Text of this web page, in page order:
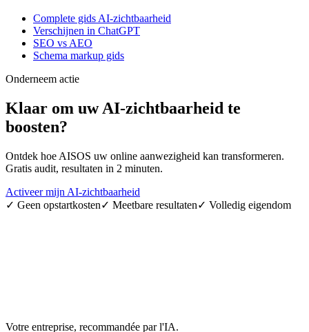
Complete gids AI-zichtbaarheid
Verschijnen in ChatGPT
SEO vs AEO
Schema markup gids
Onderneem actie
Klaar om uw AI-zichtbaarheid te
boosten?
Ontdek hoe AISOS uw online aanwezigheid kan transformeren.
Gratis audit, resultaten in 2 minuten.
Activeer mijn AI-zichtbaarheid
✓ Geen opstartkosten✓ Meetbare resultaten✓ Volledig eigendom
Votre entreprise, recommandée par l'IA.